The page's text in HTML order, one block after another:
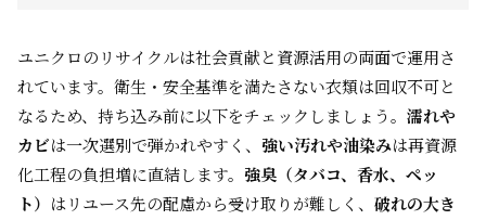
ユニクロのリサイクルは社会貢献と資源活用の両面で運用さ
れています。衛生・安全基準を満たさない衣類は回収不可と
なるため、持ち込み前に以下をチェックしましょう。 濡れや
カビは一次選別で弾かれやすく、 強い汚れや油染みは再資源
化工程の負担増に直結します。 強臭（タバコ、香水、ペッ
ト） はリユース先の配慮から受け取りが難しく、 破れの大き